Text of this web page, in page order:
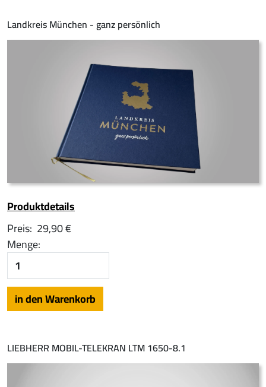
Landkreis München - ganz persönlich
Produktdetails
Preis: 29,90 €
Menge:
LIEBHERR MOBIL-TELEKRAN LTM 1650-8.1